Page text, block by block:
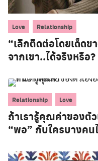
Love Relationship
“เลิกติดต่อโดยเด็ดข
จากเขา..ได้จริงหรือ?
Relationship Love
ถ้าเรารู้คุณค่าของตัว
“พอ” กับใครบางคน